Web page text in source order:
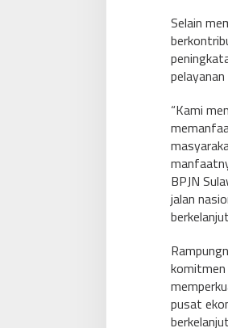
Selain
“Kami
BPJN
jalan
pusat